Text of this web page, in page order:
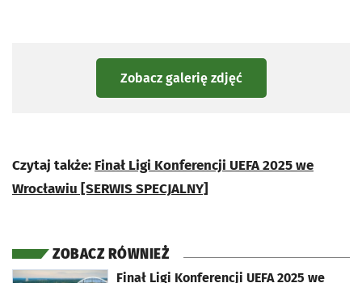
Zobacz galerię zdjęć
Czytaj także: Finał Ligi Konferencji UEFA 2025 we
Wrocławiu [SERWIS SPECJALNY]
ZOBACZ RÓWNIEŻ
Finał Ligi Konferencji UEFA 2025 we
otworzy się w nowej karcie